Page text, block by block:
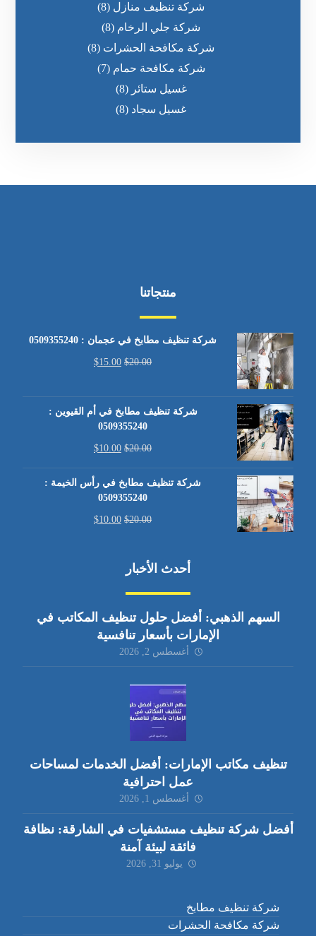
شركة تنظيف منازل (8)
شركة جلي الرخام (8)
شركة مكافحة الحشرات (8)
شركة مكافحة حمام (7)
غسيل ستائر (8)
غسيل سجاد (8)
منتجاتنا
شركة تنظيف مطابخ في عجمان : 0509355240
$20.00
$15.00
شركة تنظيف مطابخ في أم القيوين :
0509355240
$20.00
$10.00
شركة تنظيف مطابخ في رأس الخيمة :
0509355240
$20.00
$10.00
أحدث الأخبار
السهم الذهبي: أفضل حلول تنظيف المكاتب في
الإمارات بأسعار تنافسية
أغسطس 2, 2026
تنظيف مكاتب الإمارات: أفضل الخدمات لمساحات
عمل احترافية
أغسطس 1, 2026
أفضل شركة تنظيف مستشفيات في الشارقة: نظافة
فائقة لبيئة آمنة
يوليو 31, 2026
شركة تنظيف مطابخ
شركة مكافحة الحشرات